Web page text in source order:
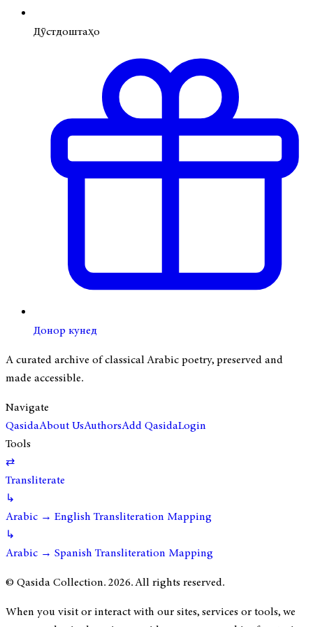
Дӯстдоштаҳо
Донор кунед
A curated archive of classical Arabic poetry, preserved and
made accessible.
Navigate
QasidaAbout UsAuthorsAdd QasidaLogin
Tools
⇄
Transliterate
↳
Arabic → English Transliteration Mapping
↳
Arabic → Spanish Transliteration Mapping
© Qasida Collection.2026. All rights reserved.
When you visit or interact with our sites, services or tools, we